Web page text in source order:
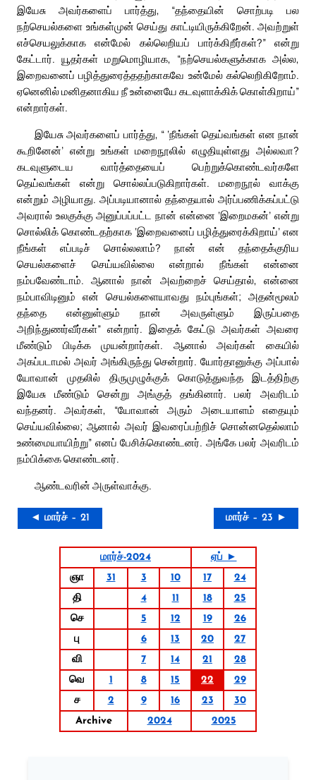
இயேசு அவர்களைப் பார்த்து, “தந்தையின் சொற்படி பல
நற்செயல்களை உங்கள்முன் செய்து காட்டியிருக்கிறேன். அவற்றுள்
எச்செயலுக்காக என்மேல் கல்லெறியப் பார்க்கிறீர்கள்?” என்று
கேட்டார். யூதர்கள் மறுமொழியாக, “நற்செயல்களுக்காக அல்ல,
இறைவனைப் பழித்துரைத்ததற்காகவே உன்மேல் கல்லெறிகிறோம்.
ஏனெனில் மனிதனாகிய நீ உன்னையே கடவுளாக்கிக் கொள்கிறாய்”
என்றார்கள்.
இயேசு அவர்களைப் பார்த்து, “ ‘நீங்கள் தெய்வங்கள் என நான்
கூறினேன்’ என்று உங்கள் மறைநூலில் எழுதியுள்ளது அல்லவா?
கடவுளுடைய வார்த்தையைப் பெற்றுக்கொண்டவர்களே
தெய்வங்கள் என்று சொல்லப்படுகிறார்கள். மறைநூல் வாக்கு
என்றும் அழியாது. அப்படியானால் தந்தையால் அர்ப்பணிக்கப்பட்டு
அவரால் உலகுக்கு அனுப்பப்பட்ட நான் என்னை ‘இறைமகன்’ என்று
சொல்லிக் கொண்டதற்காக ‘இறைவனைப் பழித்துரைக்கிறாய்’ என
நீங்கள் எப்படிச் சொல்லலாம்? நான் என் தந்தைக்குரிய
செயல்களைச் செய்யவில்லை என்றால் நீங்கள் என்னை
நம்பவேண்டாம். ஆனால் நான் அவற்றைச் செய்தால், என்னை
நம்பாவிடினும் என் செயல்களையாவது நம்புங்கள்; அதன்மூலம்
தந்தை என்னுள்ளும் நான் அவருள்ளும் இருப்பதை
அறிந்துணர்வீர்கள்” என்றார். இதைக் கேட்டு அவர்கள் அவரை
மீண்டும் பிடிக்க முயன்றார்கள். ஆனால் அவர்கள் கையில்
அகப்படாமல் அவர் அங்கிருந்து சென்றார். யோர்தானுக்கு அப்பால்
யோவான் முதலில் திருமுழுக்குக் கொடுத்துவந்த இடத்திற்கு
இயேசு மீண்டும் சென்று அங்குத் தங்கினார். பலர் அவரிடம்
வந்தனர். அவர்கள், “யோவான் அரும் அடையாளம் எதையும்
செய்யவில்லை; ஆனால் அவர் இவரைப்பற்றிச் சொன்னதெல்லாம்
உண்மையாயிற்று” எனப் பேசிக்கொண்டனர். அங்கே பலர் அவரிடம்
நம்பிக்கை கொண்டனர்.
ஆண்டவரின் அருள்வாக்கு.
◄ மார்ச் – 21 மார்ச் – 23 ►
மார்ச்-2024
ஏப் ►
ஞா
31 3 10 17
24
தி
4 11 18
25
செ
5 12 19
26
பு
6 13 20
27
வி
7 14 21
28
வெ
1 8 15 22
29
ச
2 9 16 23
30
Archive
2024 2025